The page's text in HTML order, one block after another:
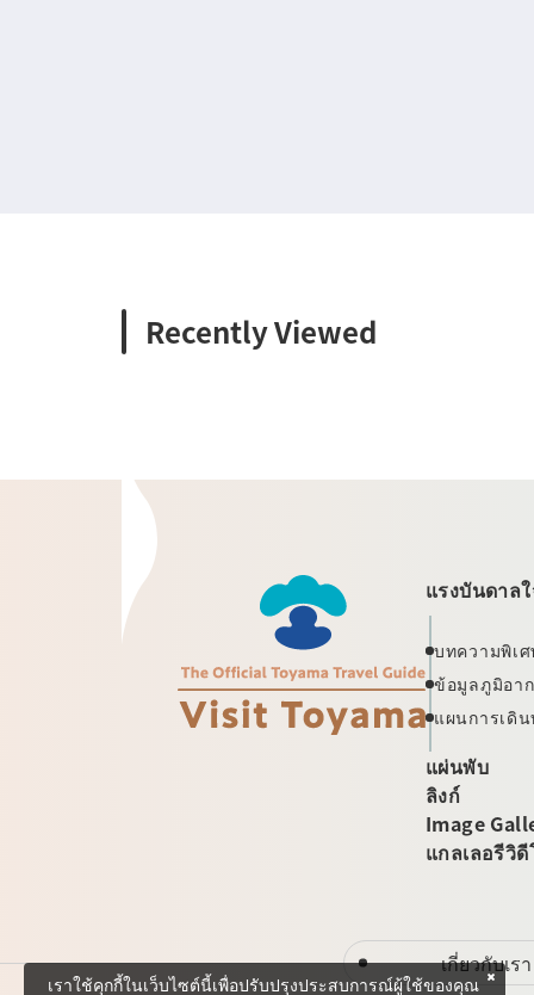
Recently Viewed
แรงบันดาล
บทความพิเ
ข้อมูลภูมิอา
แผนการเดิ
แผ่นพับ
ลิงก์
Image
แกลเลอรีวิ
เกี่ยวกับเรา
เราใช้คุกกี้ในเว็บไซต์นี้เพื่อปรับปรุงประสบการณ์ผู้ใช้ของคุณ